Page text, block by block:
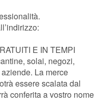
E IN TEMPI
solai, negozi,
La merce
essere scalata dal
conferita a vostro nome